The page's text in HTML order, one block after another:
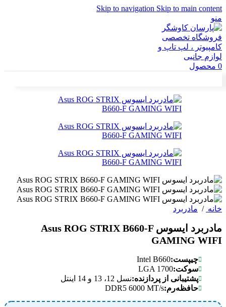
Skip to navigation Skip to main content
منو
0 محصول
خانه / مادربرد
مادربرد ایسوس Asus ROG STRIX B660-F
GAMING WIFI
چیپست:Intel B660
سوکت:LGA 1700
پشتیبانی از پردازنده:نسل 12، 13 و 14 اینتل
حافظهرم:DDR5 6000 MT/s